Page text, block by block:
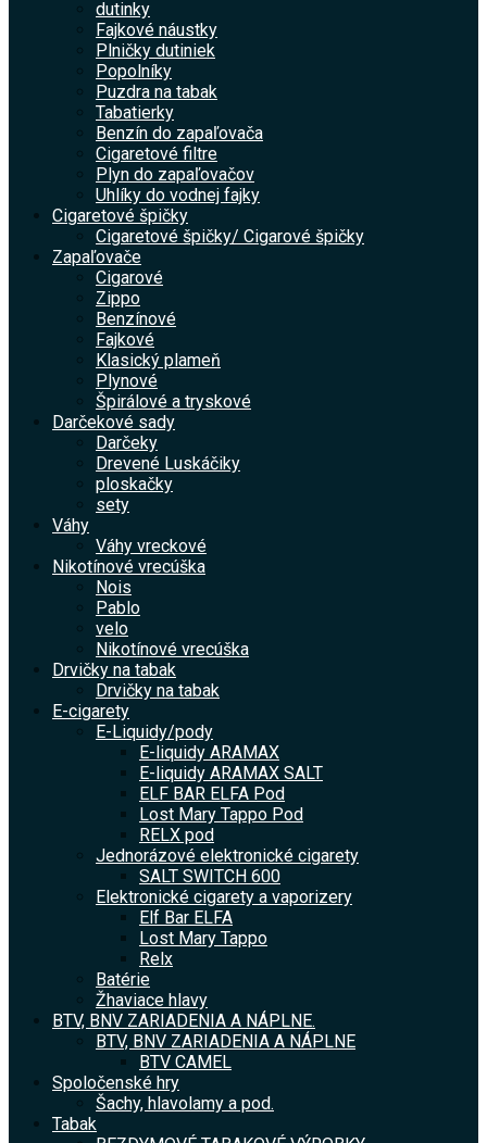
dutinky
Fajkové náustky
Plničky dutiniek
Popolníky
Puzdra na tabak
Tabatierky
Benzín do zapaľovača
Cigaretové filtre
Plyn do zapaľovačov
Uhlíky do vodnej fajky
Cigaretové špičky
Cigaretové špičky/ Cigarové špičky
Zapaľovače
Cigarové
Zippo
Benzínové
Fajkové
Klasický plameň
Plynové
Špirálové a tryskové
Darčekové sady
Darčeky
Drevené Luskáčiky
ploskačky
sety
Váhy
Váhy vreckové
Nikotínové vrecúška
Nois
Pablo
velo
Nikotínové vrecúška
Drvičky na tabak
Drvičky na tabak
E-cigarety
E-Liquidy/pody
E-liquidy ARAMAX
E-liquidy ARAMAX SALT
ELF BAR ELFA Pod
Lost Mary Tappo Pod
RELX pod
Jednorázové elektronické cigarety
SALT SWITCH 600
Elektronické cigarety a vaporizery
Elf Bar ELFA
Lost Mary Tappo
Relx
Batérie
Žhaviace hlavy
BTV, BNV ZARIADENIA A NÁPLNE.
BTV, BNV ZARIADENIA A NÁPLNE
BTV CAMEL
Spoločenské hry
Šachy, hlavolamy a pod.
Tabak